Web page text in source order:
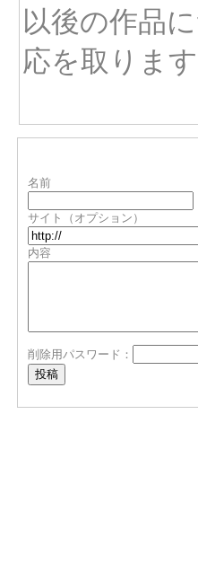
以後の作品
応を取ります
名前
サイト（オプション）
内容
削除用パスワード：